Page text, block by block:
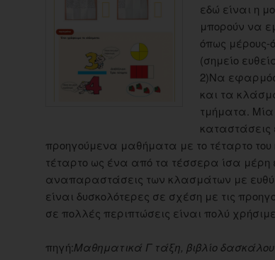
εδώ είναι η
μπορούν να
όπως μέρους-
(σημείο
2)Να
και τα
τμήματα. Μία
καταστάσεις
προηγούμενα μαθήματα με το τέταρτο του
τέταρτο ως ένα από τα τέσσερα ίσα μέρη
αναπαραστάσεις των κλασμάτων με
είναι δυσκολότερες σε σχέση με τις
σε πολλές περιπτώσεις είναι πολύ
πηγή:Μαθηματικά Γ τάξη, βιβλίο δασκάλου